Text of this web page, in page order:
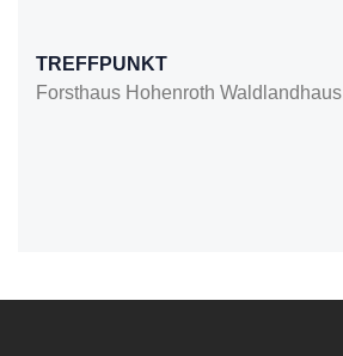
TREFFPUNKT
Forsthaus Hohenroth Waldlandhaus